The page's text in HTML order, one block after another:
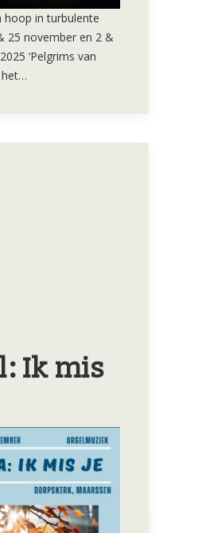
hoop in turbulente
25 november en 2 &
‘Pelgrims van
het…
Ik mis